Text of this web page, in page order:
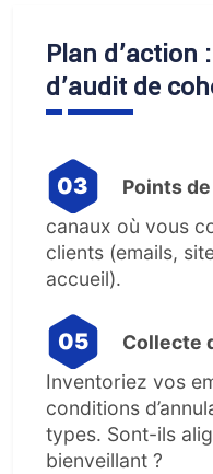
Plan d’action
d’audit de
Points
canaux où vous
clients (emails,
accueil).
Collecte
Inventoriez vos
conditions
types. Sont-ils
bienveillant ?